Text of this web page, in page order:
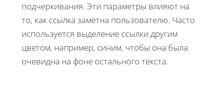
подчеркивания. Эти параметры влияют на
то, как ссылка заметна пользователю. Часто
используется выделение ссылки другим
цветом, например, синим, чтобы она была
очевидна на фоне остального текста.